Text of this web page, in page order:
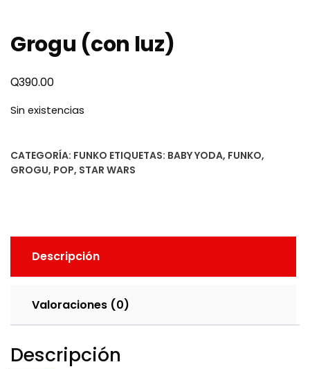
Grogu (con luz)
Q390.00
Sin existencias
CATEGORÍA: FUNKO ETIQUETAS: BABY YODA, FUNKO,
GROGU, POP, STAR WARS
Descripción
Valoraciones (0)
Descripción